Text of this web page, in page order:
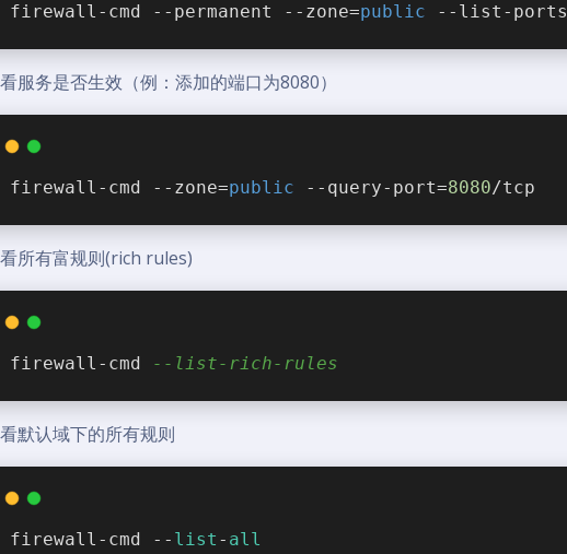
firewall-cmd --permanent --zone=public --list-ports
服务是否生效（例：添加的端口为8080）
firewall-cmd --zone=public --query-port=8080/tcp
所有富规则(rich rules)
firewall-cmd --list-rich-rules
默认域下的所有规则
firewall-cmd -- list - all